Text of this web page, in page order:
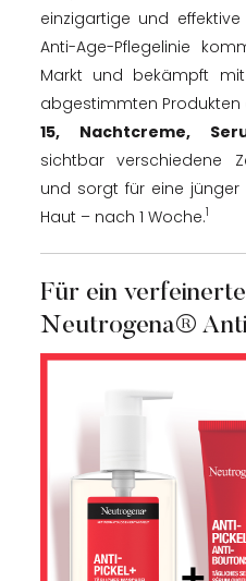
einzigartige und
Anti-Age-Pflegelinie
Markt und bekämpft
abgestimmten Produkten
15, Nachtcreme,
sichtbar verschiedene
und sorgt für eine
Haut – nach 1 Woche.1
Für ein
Neutrogena®